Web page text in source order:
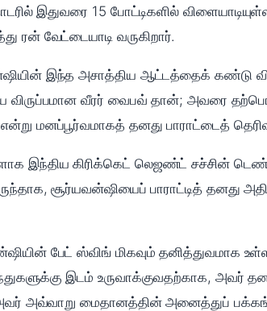
இதுவரை 15 போட்டிகளில்
ரன் வேட்டையாடி வருகிறார்.
இந்த அசாத்திய ஆட்டத்தைக் கண்டு
விருப்பமான வீரர் வைபவ் தான்; அவரை
மனப்பூர்வமாகத் தனது பாராட்டைத்
இந்திய கிரிக்கெட் லெஜண்ட் சச்சின்
சூர்யவன்ஷியைப் பாராட்டித் தனது
பேட் ஸ்விங் மிகவும்
இடம் உருவாக்குவதற்காக, அவர்
அவ்வாறு மைதானத்தின் அனைத்துப்